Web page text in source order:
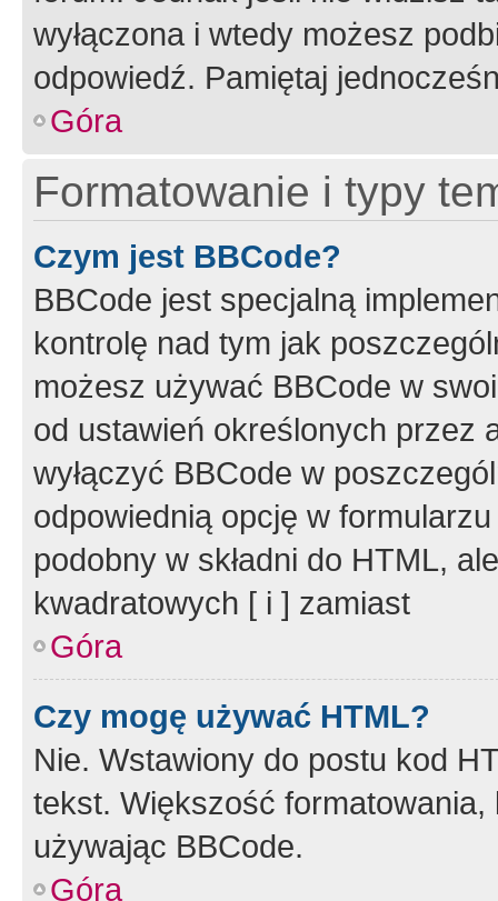
wyłączona i wtedy możesz
odpowiedź. Pamiętaj
Góra
Formatowanie i typy
Czym jest BBCode?
BBCode jest specjalną
kontrolę nad tym jak
możesz używać BBCode w
od ustawień określonych przez
wyłączyć BBCode w
odpowiednią opcję w
podobny w składni do HTML,
kwadratowych [ i ] zamiast
Góra
Czy mogę używać HTML?
Nie. Wstawiony do postu kod
tekst. Większość
używając BBCode.
Góra